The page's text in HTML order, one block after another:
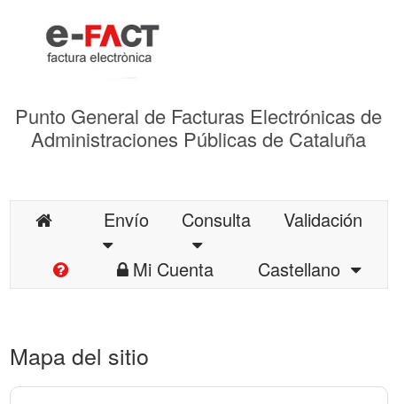
Punto General de Facturas Electrónicas de
Administraciones Públicas de Cataluña
Envío Consulta
Validación
Mi Cuenta
Castellano
Mapa del sitio